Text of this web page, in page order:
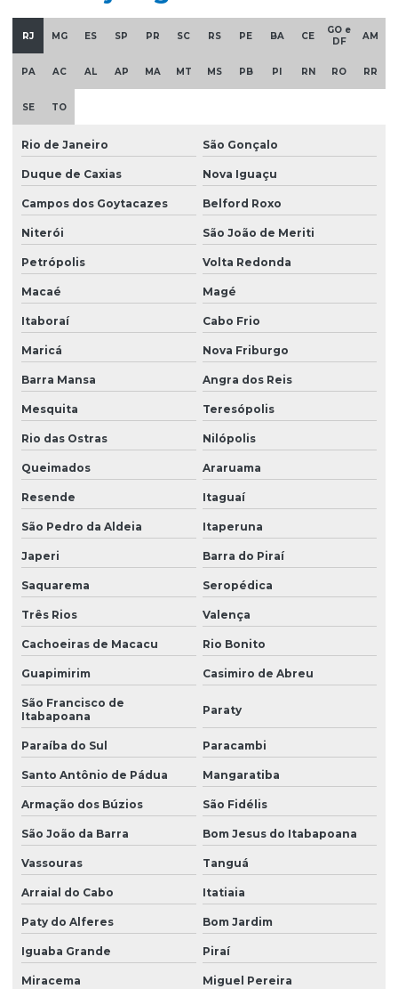
Equipamentos swf krantechnik brasil
Esteira porta cabo para ponte rolante
Fabricação de caminho de rolamento
Fornecedores de cabo de aço
Freio para ponte rolante multimarcas
Gancho para ponte rolante
Importadora de equipamento swf
Importadora de peças ponte rolante multimarcas
Instalação de barramento blindado
Instalação de nr 12 em pontes rolantes
Inversor de frequência para ponte rolante
Laudo de ponte rolante
Limitador de carga para ponte rolante
Manutenção corretiva em pontes rolantes
Manutenção corretiva em talhas
Manutenção ponte rolante
Manutenção ponte rolante rio de janeiro
Manutenção ponte rolante santa catarina
Manutenção ponte rolante swf
Manutenção preventiva de ponte rolante em am
Manutenção preventiva ponte rolante araquari
Manutenção preventiva ponte rolante caxias do sul
Manutenção preventiva ponte rolante curitiba
Manutenção preventiva ponte rolante itajaí
Manutenção preventiva ponte rolante jaraguá do sul
Manutenção preventiva ponte rolante joinville
Manutenção preventiva de ponte rolante em mg
RJ MG ES SP PR SC RS PE BA CE
GO e
DF
AM
PA AC AL AP MA MT MS PB PI RN RO RR
SE TO
Rio de Janeiro São Gonçalo
Duque de Caxias Nova Iguaçu
Campos dos Goytacazes Belford Roxo
Niterói São João de Meriti
Petrópolis Volta Redonda
Macaé Magé
Itaboraí Cabo Frio
Maricá Nova Friburgo
Barra Mansa Angra dos Reis
Mesquita Teresópolis
Rio das Ostras Nilópolis
Queimados Araruama
Resende Itaguaí
São Pedro da Aldeia Itaperuna
Japeri Barra do Piraí
Saquarema Seropédica
Três Rios Valença
Cachoeiras de Macacu Rio Bonito
Guapimirim Casimiro de Abreu
São Francisco de
Itabapoana
Paraty
Paraíba do Sul Paracambi
Santo Antônio de Pádua Mangaratiba
Armação dos Búzios São Fidélis
São João da Barra Bom Jesus do Itabapoana
Vassouras Tanguá
Arraial do Cabo Itatiaia
Paty do Alferes Bom Jardim
Iguaba Grande Piraí
Miracema Miguel Pereira